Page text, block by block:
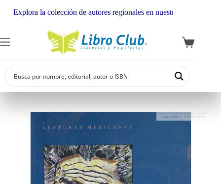
la colección de autores regionales en nuestra librería